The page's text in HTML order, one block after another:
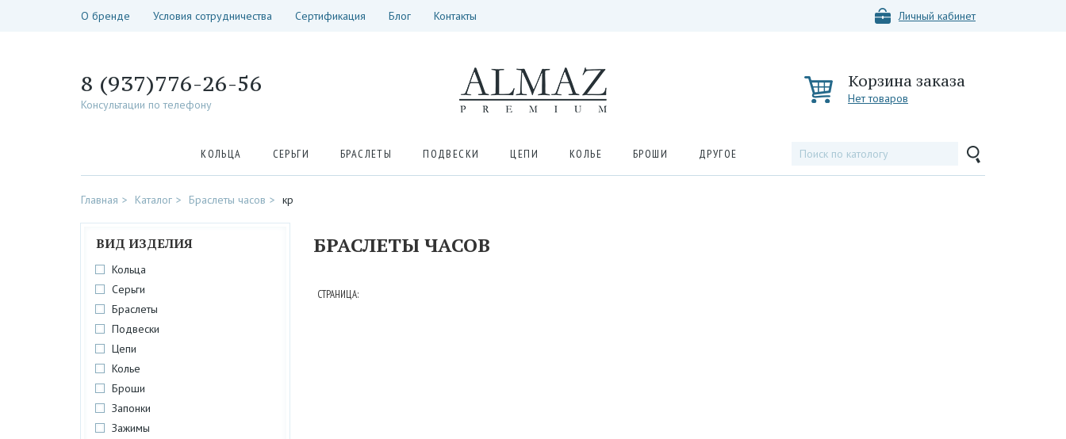
О бренде Условия сотрудничества Сертификация Блог Контакты Личный кабинет
8 (937)776-26-56
Консультации по телефону
Корзина заказа
Нет товаров
КОЛЬЦА СЕРЬГИ БРАСЛЕТЫ ПОДВЕСКИ ЦЕПИ КОЛЬЕ БРОШИ ДРУГОЕ
Главная Каталог Браслеты часов кр
ВИД ИЗДЕЛИЯ
Кольца
Серьги
Браслеты
Подвески
Цепи
Колье
Броши
Запонки
Зажимы
БРАСЛЕТЫ ЧАСОВ
СТРАНИЦА: